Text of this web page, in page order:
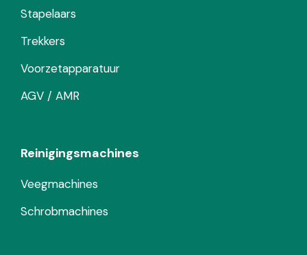
Stapelaars
Trekkers
Voorzetapparatuur
AGV / AMR
Reinigingsmachines
Veegmachines
Schrobmachines